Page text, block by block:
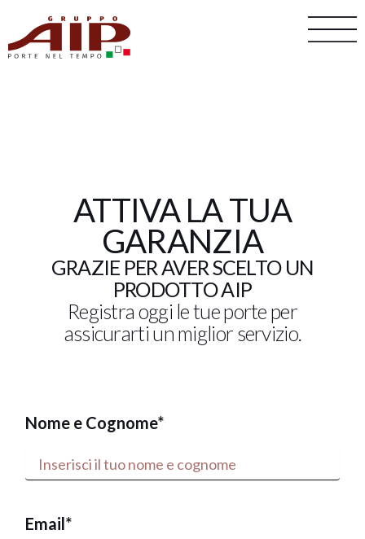
contenuto
ATTIVA LA TUA
GARANZIA
GRAZIE PER AVER SCELTO UN
PRODOTTO AIP
Registra oggi le tue porte per
assicurarti un miglior servizio.
Nome e Cognome*
Email*